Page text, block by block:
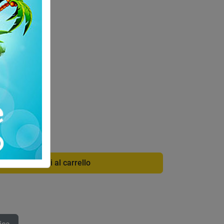
3247EBS
Aggiungi al carrello